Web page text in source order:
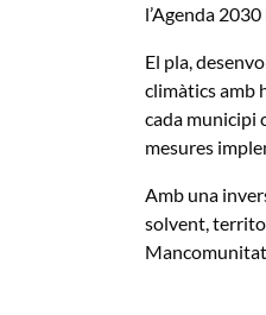
l’Agenda
El pla,
climàtics amb
cada municipi
mesures
Amb una
solvent,